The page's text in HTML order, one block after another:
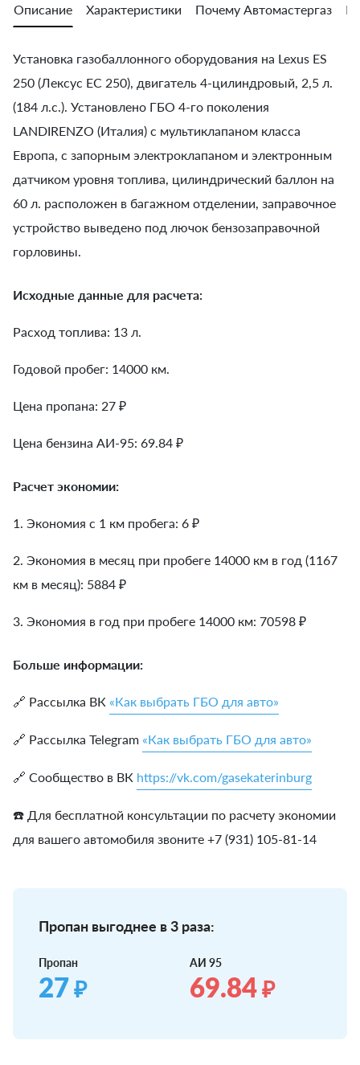
Описание Характеристики Почему Автомастергаз
Установка газобаллонного оборудования на Lexus ES
250 (Лексус ЕС 250), двигатель 4-цилиндровый, 2,5 л.
(184 л.с.). Установлено ГБО 4-го поколения
LANDIRENZO (Италия) с мультиклапаном класса
Европа, с запорным электроклапаном и электронным
датчиком уровня топлива, цилиндрический баллон на
60 л. расположен в багажном отделении, заправочное
устройство выведено под лючок бензозаправочной
горловины.
Исходные данные для расчета:
Расход топлива: 13 л.
Годовой пробег: 14000 км.
Цена пропана: 27 ₽
Цена бензина АИ-95: 69.84 ₽
Расчет экономии:
1. Экономия с 1 км пробега: 6 ₽
2. Экономия в месяц при пробеге 14000 км в год (1167
км в месяц): 5884 ₽
3. Экономия в год при пробеге 14000 км: 70598 ₽
Больше информации:
🔗 Рассылка ВК «Как выбрать ГБО для авто»
🔗 Рассылка Telegram «Как выбрать ГБО для авто»
🔗 Сообщество в ВК https://vk.com/gasekaterinburg
☎️ Для бесплатной консультации по расчету экономии
для вашего автомобиля звоните +7 (931) 105-81-14
Пропан выгоднее в 3 раза:
Пропан
27₽
АИ 95
69.84₽